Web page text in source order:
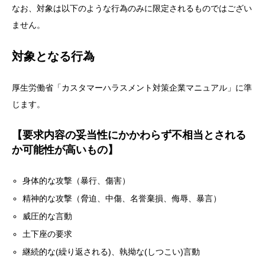
なお、対象は以下のような行為のみに限定されるものではござい
ません。
対象となる行為
厚生労働省「カスタマーハラスメント対策企業マニュアル」に準
じます。
【要求内容の妥当性にかかわらず不相当とされる
か可能性が高いもの】
身体的な攻撃（暴行、傷害）
精神的な攻撃（脅迫、中傷、名誉棄損、侮辱、暴言）
威圧的な言動
土下座の要求
継続的な(繰り返される)、執拗な(しつこい)言動